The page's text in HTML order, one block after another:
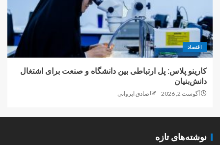
اقتصاد
کارینو پلاس: پل ارتباطی بین دانشگاه و صنعت برای اشتغال
دانش‌بنیان
آگوست 2, 2026 صادق ایروانی
نوشته‌های تازه